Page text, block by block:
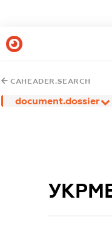
CAHEADER.SEARCH
document.dossier